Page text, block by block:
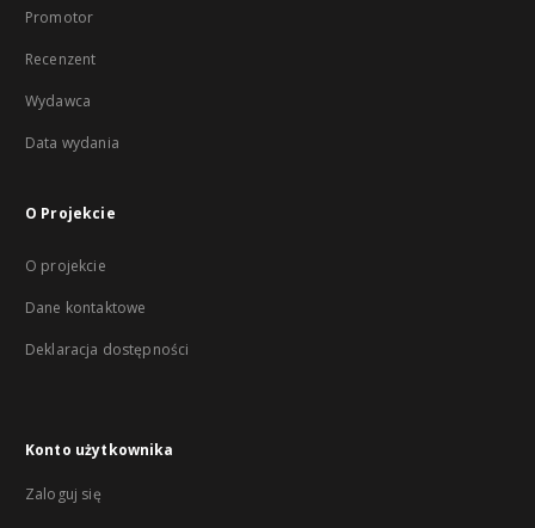
Promotor
Recenzent
Wydawca
Data wydania
O Projekcie
O projekcie
Dane kontaktowe
Deklaracja dostępności
Konto użytkownika
Zaloguj się